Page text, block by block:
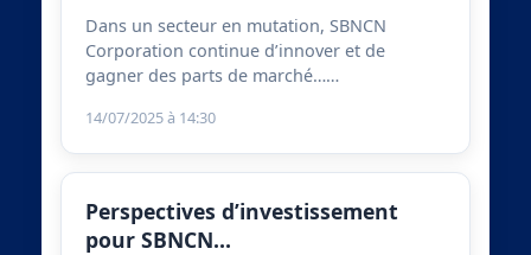
Dans un secteur en mutation, SBNCN
Corporation continue d’innover et de
gagner des parts de marché……
14/07/2025 à 14:30
Perspectives d’investissement
pour SBNCN…